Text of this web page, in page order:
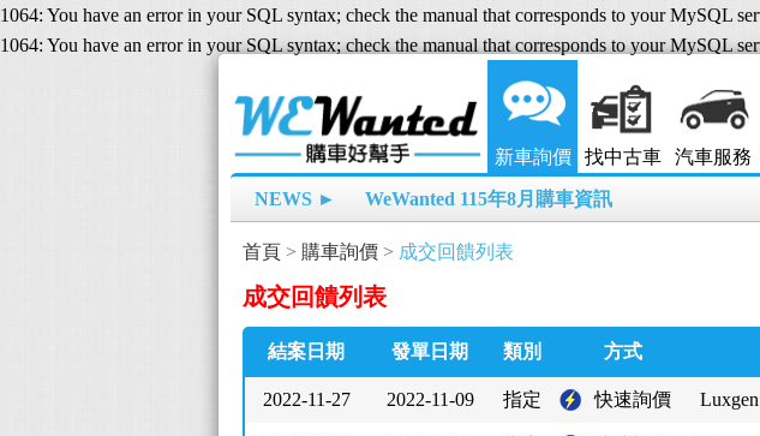
1064: You have an error in your SQL syntax; check the manual that corresponds to your MySQL
1064: You have an error in your SQL syntax; check the manual that corresponds to your MySQL
新車詢價 找中古車 汽車服務
NEWS ► WeWanted 115年8月購車資訊
首頁 > 購車詢價 > 成交回饋列表
成交回饋列表
結案日期 發單日期 類別 方式
2022-11-27 2022-11-09 指定 快速詢價